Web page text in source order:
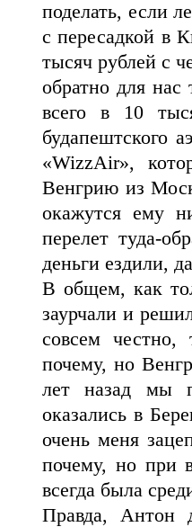
поделать, если
с пересадкой в
тысяч рублей с
обратно для
всего в 10
будапештского
«WizzAir»,
Венгрию из
окажутся ему
перелет туда-
деньги ездили,
В общем, как
заурчали и
совсем
почему, но
лет назад мы
оказались в
очень меня
почему, но при
всегда была
Правда, Антон